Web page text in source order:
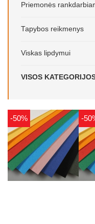
Priemonės
Tapybos reikmenys
Viskas lipdymui
VISOS
-50% -